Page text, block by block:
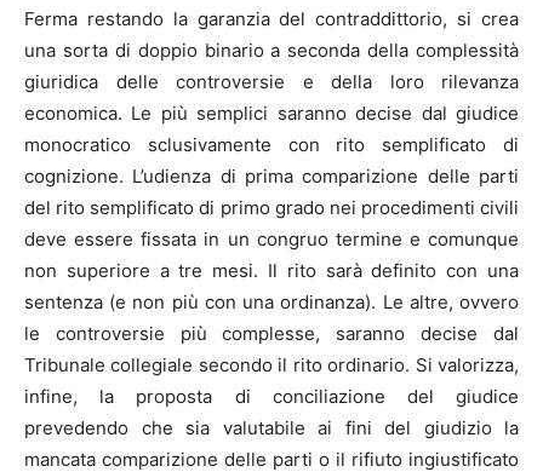
Ferma restando la garanzia del contraddittorio, si crea
una sorta di doppio binario a seconda della complessità
giuridica delle controversie e della loro rilevanza
economica. Le più semplici saranno decise dal giudice
monocratico sclusivamente con rito semplificato di
cognizione. L’udienza di prima comparizione delle parti
del rito semplificato di primo grado nei procedimenti civili
deve essere fissata in un congruo termine e comunque
non superiore a tre mesi. Il rito sarà definito con una
sentenza (e non più con una ordinanza). Le altre, ovvero
le controversie più complesse, saranno decise dal
Tribunale collegiale secondo il rito ordinario. Si valorizza,
infine, la proposta di conciliazione del giudice
prevedendo che sia valutabile ai fini del giudizio la
mancata comparizione delle parti o il rifiuto ingiustificato